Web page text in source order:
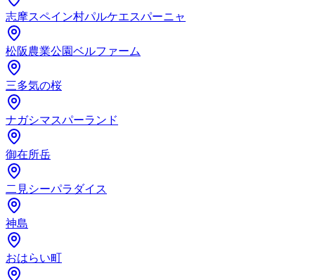
志摩スペイン村パルケエスパーニャ
松阪農業公園ベルファーム
三多気の桜
ナガシマスパーランド
御在所岳
二見シーパラダイス
神島
おはらい町